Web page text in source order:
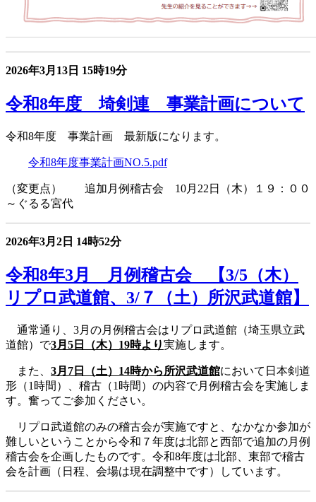
2026年3月13日 15時19分
令和8年度 埼剣連 事業計画について
令和8年度 事業計画 最新版になります。
令和8年度事業計画NO.5.pdf
（変更点） 追加月例稽古会 10月22日（木）１９：００
～ぐるる宮代
2026年3月2日 14時52分
令和8年3月 月例稽古会 【3/5（木）
リプロ武道館、3/７（土）所沢武道館】
通常通り、3月の月例稽古会はリプロ武道館（埼玉県立武
道館）で3月5日（木）19時より実施します。
また、 3月7日（土）14時から所沢武道館において日本剣道
形（1時間）、稽古（1時間）の内容で月例稽古会を実施しま
す。奮ってご参加ください。
リプロ武道館のみの稽古会が実施ですと、なかなか参加が
難しいということから令和７年度は北部と西部で追加の月例
稽古会を企画したものです。令和8年度は北部、東部で稽古
会を計画（日程、会場は現在調整中です）しています。